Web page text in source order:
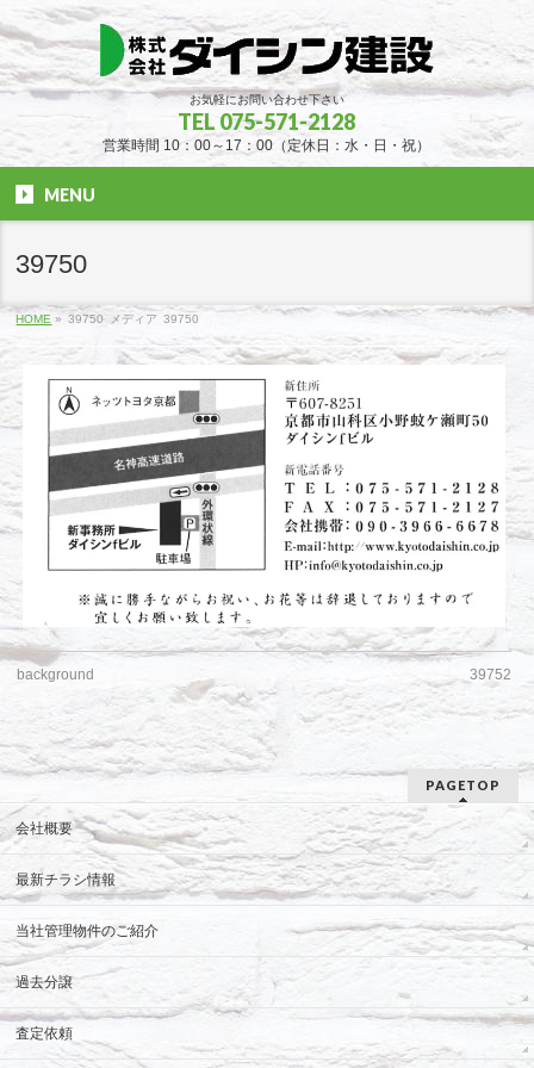
お気軽にお問い合わせ下さい
TEL 075-571-2128
営業時間 10：00～17：00（定休日：水・日・祝）
MENU
39750
HOME » 39750 メディア 39750
background 39752
PAGETOP
会社概要
最新チラシ情報
当社管理物件のご紹介
過去分譲
査定依頼